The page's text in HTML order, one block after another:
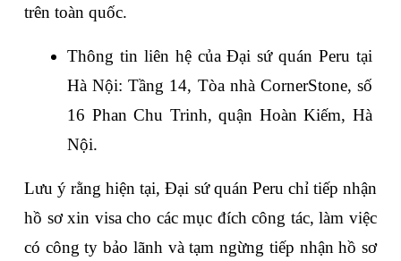
trên toàn quốc.
Thông tin liên hệ của Đại sứ quán Peru tại
Hà Nội: Tầng 14, Tòa nhà CornerStone, số
16 Phan Chu Trinh, quận Hoàn Kiếm, Hà
Nội.
Lưu ý rằng hiện tại, Đại sứ quán Peru chỉ tiếp nhận
hồ sơ xin visa cho các mục đích công tác, làm việc
có công ty bảo lãnh và tạm ngừng tiếp nhận hồ sơ